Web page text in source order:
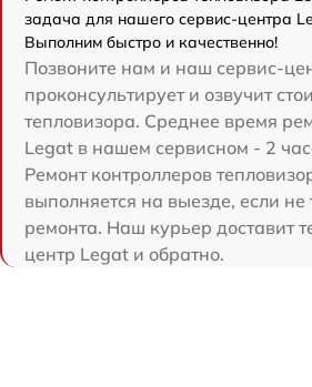
задача для нашего сервис-центра
Выполним быстро и качественно!
Позвоните нам и наш сервис-
проконсультирует и озвучит
тепловизора. Среднее время
Legat в нашем сервисном - 2
Ремонт контроллеров
выполняется на выезде, если не
ремонта. Наш курьер доставит
центр Legat и обратно.